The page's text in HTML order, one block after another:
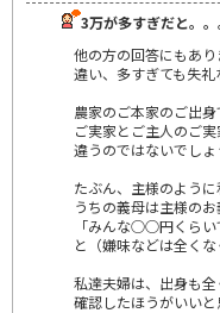
3万が多すぎだと。。
他の方の回答にもあ
違い、多すぎても失
農家のご本家のご出
ご実家とご主人のご
違うのではないでしょ
たぶん、主様のように
うちの義母は主様の
「みんな○○円くらい
と（嫌味などは全くな
私達夫婦は、出身も全
確認したほうがいいと